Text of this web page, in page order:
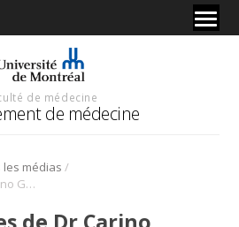
de médecine
de médecine
les médias /
Les recherches de Dr Carino Gurjao mises en lumière par Being Goan